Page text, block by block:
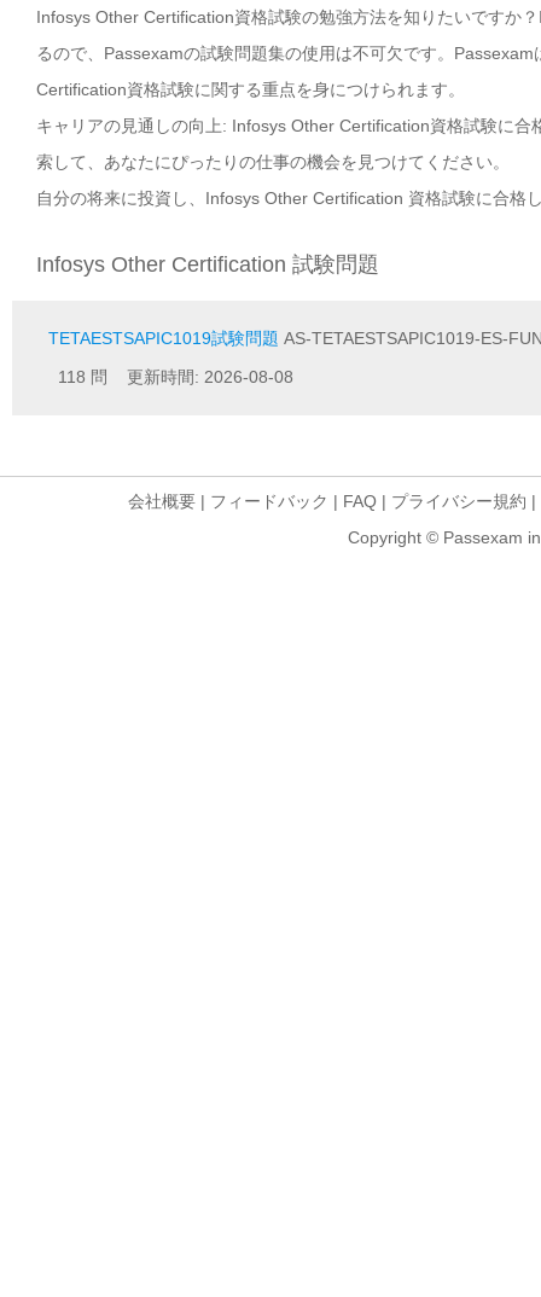
Infosys Other Certification資格試験の勉強方法を知りたいですか
るので、Passexamの試験問題集の使用は不可欠です。
Certification資格試験に関する重点を身につけられます。
キャリアの見通しの向上: Infosys Other Certification資格試験に
索して、あなたにぴったりの仕事の機会を見つけてください。
自分の将来に投資し、Infosys Other Certification 資格試験に合格
Infosys Other Certification 試験問題
TETAESTSAPIC1019試験問題 AS-TETAESTSAPIC1019-ES-
118 問 更新時間: 2026-08-08
会社概要 | フィードバック | FAQ | プライバシー規約 |
Copyright © Passexam